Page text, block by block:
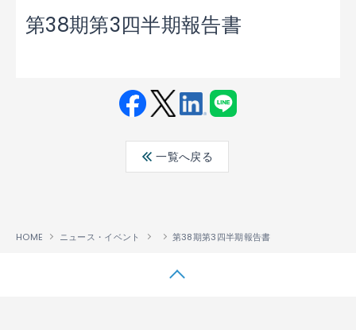
第38期第3四半期報告書
ebo ter
edin
一覧へ戻る
HOME ニュース・イベント 第38期第3四半期報告書